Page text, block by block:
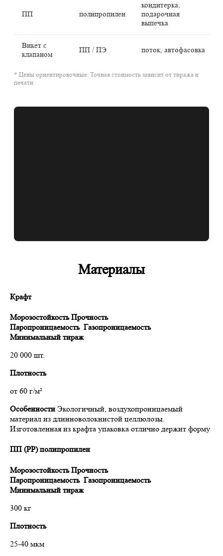
ПП полипропилен
кондитерка,
подарочная
выпечка
Викет с
клапаном
ПП / ПЭ поток, автофасовка
* Цены ориентировочные. Точная стоимость зависит от тиража и
печати
Материалы
Крафт
Морозостойкость Прочность
Паропроницаемость Газопроницаемость
Минимальный тираж
20 000 шт.
Плотность
от 60 г/м²
Особенности Экологичный, воздухопроницаемый
материал из длинноволокнистой целлюлозы.
Изготовленная из крафта упаковка отлично держит форму
ПП (PP) полипропилен
Морозостойкость Прочность
Паропроницаемость Газопроницаемость
Минимальный тираж
300 кг
Плотность
25-40 мкм